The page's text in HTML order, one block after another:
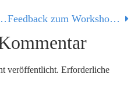
und des Hortes forum thomanum Feedback zum Workshop „Rechtspopulismus im kirchlichen Kontext“ am 07. März 2017
veröffentlicht. Erforderliche